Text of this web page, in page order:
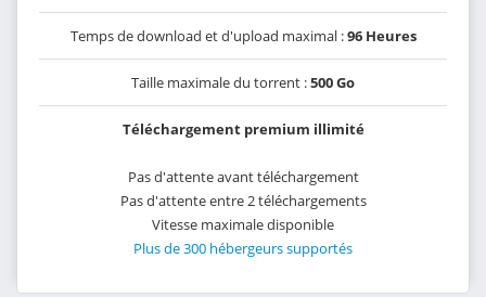
Temps de download et d'upload maximal :96 Heures
Taille maximale du torrent :500 Go
Téléchargement premium illimité
Pas d'attente avant téléchargement
Pas d'attente entre 2 téléchargements
Vitesse maximale disponible
Plus de 300 hébergeurs supportés